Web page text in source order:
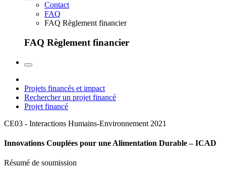
Contact
FAQ
FAQ Règlement financier
FAQ Règlement financier
Projets financés et impact
Rechercher un projet financé
Projet financé
CE03 - Interactions Humains-Environnement 2021
Innovations Couplées pour une Alimentation Durable – ICAD
Résumé de soumission